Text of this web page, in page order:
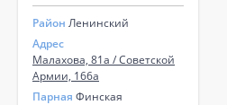
Район Ленинский
Адрес
Малахова, 81а / Советской
Армии, 166а
Парная Финская